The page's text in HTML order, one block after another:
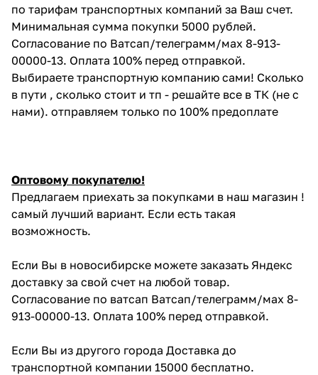
по тарифам транспортных компаний за Ваш счет.
Минимальная сумма покупки 5000 рублей.
Согласование по Ватсап/телеграмм/мах 8-913-
00000-13. Оплата 100% перед отправкой.
Выбираете транспортную компанию сами! Сколько
в пути , сколько стоит и тп - решайте все в ТК (не с
нами). отправляем только по 100% предоплате
Оптовому покупателю!
Предлагаем приехать за покупками в наш магазин !
самый лучший вариант. Если есть такая
возможность.
Если Вы в новосибирске можете заказать Яндекс
доставку за свой счет на любой товар.
Согласование по ватсап Ватсап/телеграмм/мах 8-
913-00000-13. Оплата 100% перед отправкой.
Если Вы из другого города Доставка до
транспортной компании 15000 бесплатно.